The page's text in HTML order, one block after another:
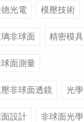
光電 模壓技術
非球面 精密模具
面測量
非球面透鏡 光學
設計 非球面光學